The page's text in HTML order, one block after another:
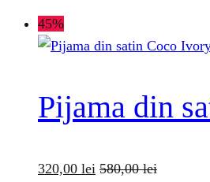
45%
Pijama din
320,00 lei 580,00lei